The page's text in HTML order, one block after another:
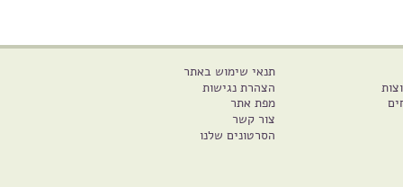
תנאי שימוש באתר
הצהרת נגישות
מפת אתר
צור קשר
הסרטונים שלנו